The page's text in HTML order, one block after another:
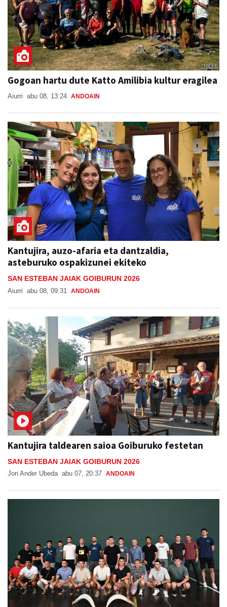
Gogoan hartu dute Katto Amilibia kultur eragilea
Aiurri abu 08, 13:24 ANDOAIN
Kantujira, auzo-afaria eta dantzaldia,
asteburuko ospakizunei ekiteko
SAN ESTEBAN JAIAK GOIBURUN 2026
Aiurri abu 08, 09:31 ANDOAIN
Kantujira taldearen saioa Goiburuko festetan
SAN ESTEBAN JAIAK GOIBURUN 2026
Jon Ander Ubeda abu 07, 20:37 ANDOAIN